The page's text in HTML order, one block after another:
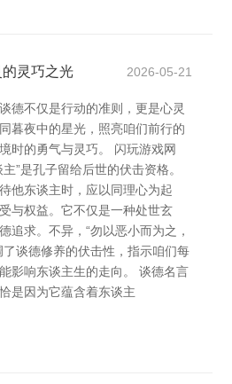
灵巧之光 2026-05-21
德不仅是行动的准则，更是心灵
暮夜中的星光，照亮咱们前行的
时的勇气与灵巧。 闪玩游戏网
”是孔子留给后世的伏击资格。
他东谈主时，应以同理心为起
与权益。它不仅是一种处世玄
追求。不异，“勿以恶小而为之，
谈德修养的伏击性，指示咱们每
影响东谈主生的走向。 谈德名言
是因为它蕴含着东谈主